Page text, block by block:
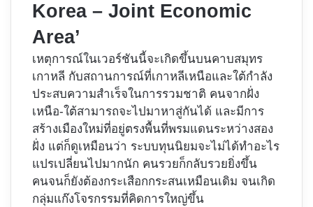
Korea – Joint Economic
Area’
เหตุการณ์ในเวอร์ชันนี้จะเกิดขึ้นบนคาบสมุทร
เกาหลี กับสถานการณ์ที่เกาหลีเหนือและใต้กำลัง
ประสบความสำเร็จในการรวมชาติ คนจากฝั่ง
เหนือ-ใต้สามารถจะไปมาหาสู่กันได้ และมีการ
สร้างเมืองใหม่ที่อยู่ตรงพื้นที่พรมแดนระหว่างสอง
ฝั่ง แต่ก็ดูเหมือนว่า ระบบทุนนิยมจะไม่ได้ทำอะไร
แปรเปลี่ยนไปมากนัก คนรวยก็กลับรวยยิ่งขึ้น
คนจนก็ยังต้องกระเสือกกระสนเหมือนเดิม จนเกิด
กลุ่มแก๊งโจรกรรมที่คิดการใหญ่ขึ้น